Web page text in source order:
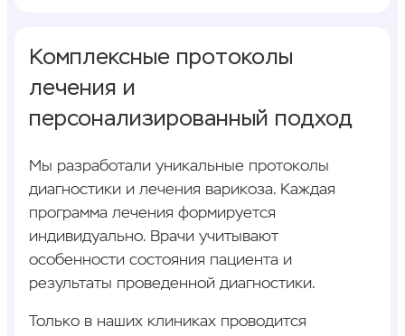
Комплексные протоколы
лечения и
персонализированный подход
Мы разработали уникальные протоколы
диагностики и лечения варикоза. Каждая
программа лечения формируется
индивидуально. Врачи учитывают
особенности состояния пациента и
результаты проведенной диагностики.
Только в наших клиниках проводится